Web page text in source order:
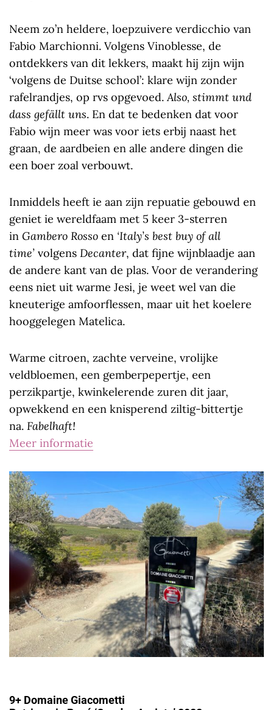
Neem zo’n heldere, loepzuivere verdicchio van
Fabio Marchionni. Volgens Vinoblesse, de
ontdekkers van dit lekkers, maakt hij zijn wijn
‘volgens de Duitse school’: klare wijn zonder
rafelrandjes, op rvs opgevoed.Also, stimmt und
dass gefällt uns. En dat te bedenken dat voor
Fabio wijn meer was voor iets erbij naast het
graan, de aardbeien en alle andere dingen die
een boer zoal verbouwt.
Inmiddels heeft ie aan zijn repuatie gebouwd en
geniet ie wereldfaam met 5 keer 3-sterren
in Gambero Rosso en ‘Italy’s best buy of all
time’ volgens Decanter, dat fijne wijnblaadje aan
de andere kant van de plas. Voor de verandering
eens niet uit warme Jesi, je weet wel van die
kneuterige amfoorflessen, maar uit het koelere
hooggelegen Matelica.
Warme citroen, zachte verveine, vrolijke
veldbloemen, een gemberpepertje, een
perzikpartje, kwinkelerende zuren dit jaar,
opwekkend en een knisperend ziltig-bittertje
na. Fabelhaft!
Meer informatie
9+ Domaine Giacometti